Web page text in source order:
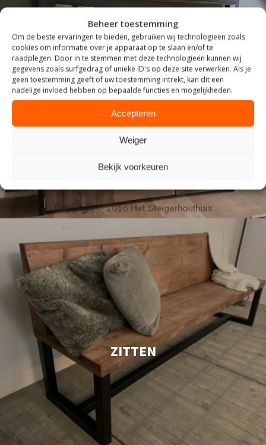
Beheer toestemming
Om de beste ervaringen te bieden, gebruiken wij technologieën zoals
cookies om informatie over je apparaat op te slaan en/of te
raadplegen. Door in te stemmen met deze technologieën kunnen wij
gegevens zoals surfgedrag of unieke ID's op deze site verwerken. Als je
geen toestemming geeft of uw toestemming intrekt, kan dit een
nadelige invloed hebben op bepaalde functies en mogelijkheden.
Accepteren
Weiger
Bekijk voorkeuren
INDUSTRIEEL
ZITTEN